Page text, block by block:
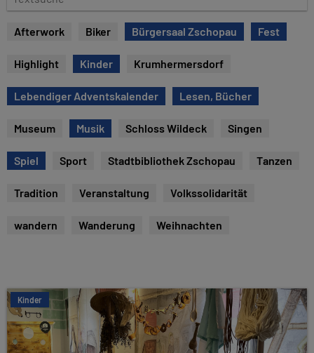
e
c
Afterwork Biker Bürgersaal Zschopau Fest
Highlight Kinder Krumhermersdorf
Lebendiger Adventskalender Lesen, Bücher
Museum Musik Schloss Wildeck Singen
Spiel Sport Stadtbibliothek Zschopau Tanzen
Tradition Veranstaltung Volkssolidarität
wandern Wanderung Weihnachten
Kinder